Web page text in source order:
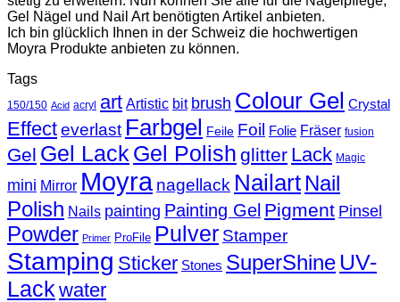
Gel Nägel und Nail Art benötigten Artikel anbieten.
Ich bin glücklich Ihnen in der Schweiz die hochwertigen
Moyra Produkte anbieten zu können.
Tags
150/150 Acid acryl art Artistic bit brush Colour Gel Crystal
Effecteverlast Farbgel Feile Foil Folie Fräser fusion
Gel Gel Lack Gel Polish glitter Lack Magic
mini Mirror Moyra nagellack Nailart Nail
Polish Nails painting Painting Gel Pigment Pinsel
Powder Primer ProFile Pulver Stamper
Stamping Sticker Stones SuperShine UV-
Lack water